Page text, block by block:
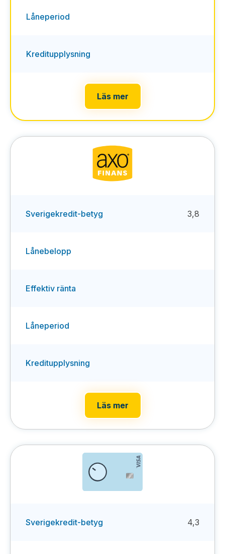
Låneperiod
Kreditupplysning
Läs mer
Sverigekredit-betyg 3,8
Lånebelopp
Effektiv ränta
Låneperiod
Kreditupplysning
Läs mer
Sverigekredit-betyg 4,3